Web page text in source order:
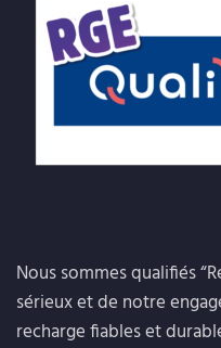
Nous sommes qualifiés
sérieux et de notre
recharge fiables et